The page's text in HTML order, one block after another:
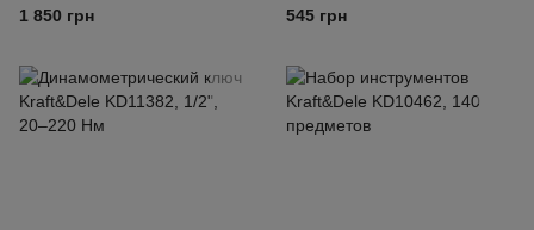
1 850 грн
KD10338, 4 шт
545 грн